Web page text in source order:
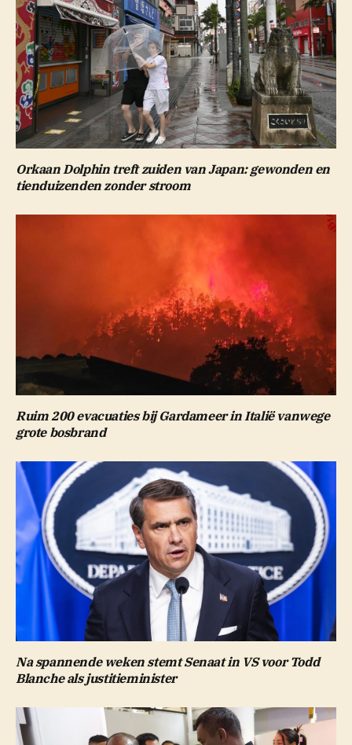
Orkaan Dolphin treft zuiden van Japan: gewonden en
tienduizenden zonder stroom
Ruim 200 evacuaties bij Gardameer in Italië vanwege
grote bosbrand
Na spannende weken stemt Senaat in VS voor Todd
Blanche als justitieminister